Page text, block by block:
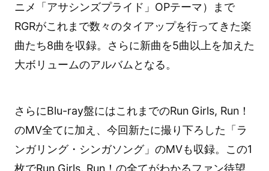
ニメ「アサシンズプライド」OPテーマ）まで
RGRがこれまで数々のタイアップを行ってきた楽
曲たち8曲を収録。さらに新曲を5曲以上を加えた
大ボリュームのアルバムとなる。
さらにBlu-ray盤にはこれまでのRun Girls, Run！
のMV全てに加え、今回新たに撮り下ろした「ラ
ンガリング・シンガソング」のMVも収録。この1
枚でRun Girls, Run！の全てがわかるファン待望